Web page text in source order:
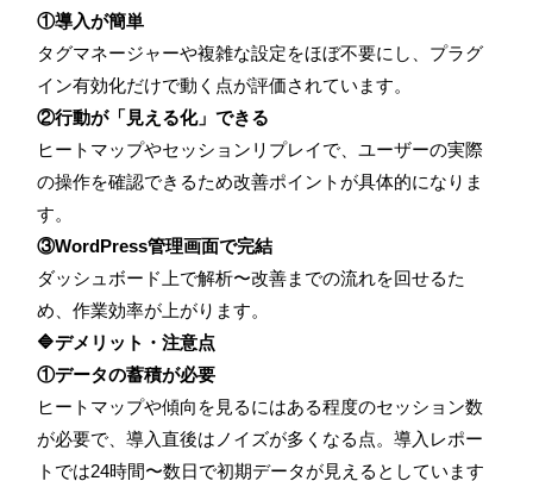
①導入が簡単
タグマネージャーや複雑な設定をほぼ不要にし、プラグ
イン有効化だけで動く点が評価されています。
②行動が「見える化」できる
ヒートマップやセッションリプレイで、ユーザーの実際
の操作を確認できるため改善ポイントが具体的になりま
す。
③WordPress管理画面で完結
ダッシュボード上で解析〜改善までの流れを回せるた
め、作業効率が上がります。
🔷デメリット・注意点
①データの蓄積が必要
ヒートマップや傾向を見るにはある程度のセッション数
が必要で、導入直後はノイズが多くなる点。導入レポー
トでは24時間〜数日で初期データが見えるとしています